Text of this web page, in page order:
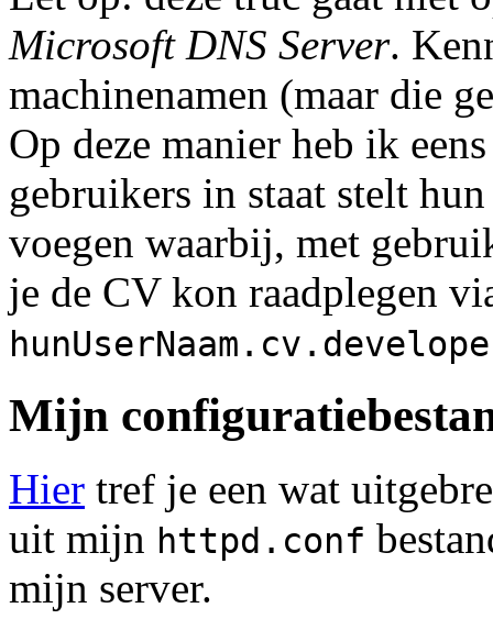
Microsoft DNS Server.
machinenamen (maar die
Op deze manier heb ik
gebruikers in staat stelt
voegen waarbij, met
je de CV kon raadplegen
Mijn
Hier tref je een wat
uit mijn httpd.conf
mijn server.